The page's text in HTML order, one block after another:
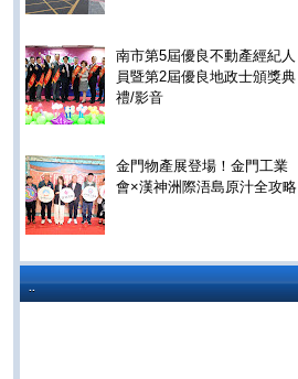
南市第5屆優良不動產經紀人
員暨第2屆優良地政士頒獎典
禮/影音
金門物產展登場！金門工業
會×漢神洲際浯島原汁全攻略
..